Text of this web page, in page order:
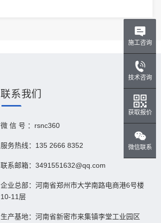
联系我们
微 信 号 ：rsnc360
服务热线：135 2666 8352
联系邮箱：3491551632@qq.com
企业总部：河南省郑州市大学南路电商港6号楼
10-11层
生产基地：河南省新密市来集镇李堂工业园区
施工咨询
技术咨询
获取报价
微信联系